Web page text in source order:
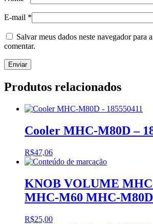
E-mail *
Salvar meus dados neste navegador para
comentar.
Produtos relacionados
Cooler MHC-M80D –
R$47,06
KNOB VOLUME
MHC-M60 MHC-M80D
R$25,00